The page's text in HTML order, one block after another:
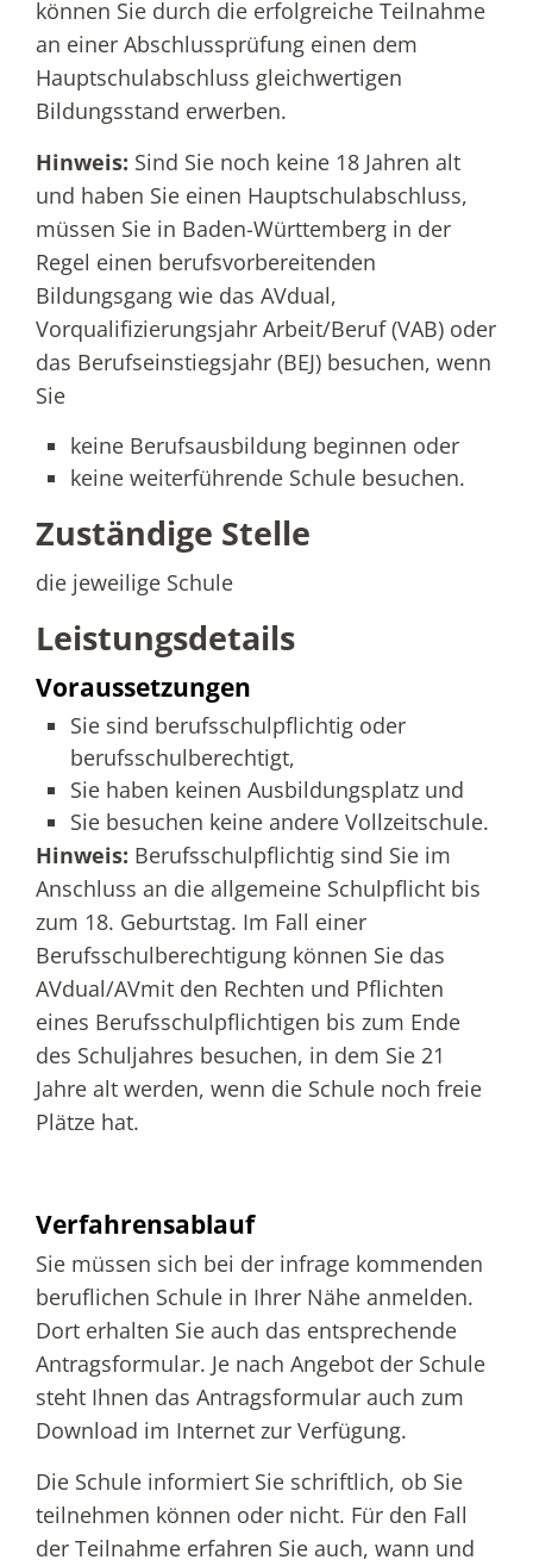
können Sie durch die erfolgreiche Teilnahme
an einer Abschlussprüfung einen dem
Hauptschulabschluss gleichwertigen
Bildungsstand erwerben.
Hinweis: Sind Sie noch keine 18 Jahren alt
und haben Sie einen Hauptschulabschluss,
müssen Sie in Baden-Württemberg in der
Regel einen berufsvorbereitenden
Bildungsgang wie das AVdual,
Vorqualifizierungsjahr Arbeit/Beruf (VAB) oder
das Berufseinstiegsjahr (BEJ) besuchen, wenn
Sie
keine Berufsausbildung beginnen oder
keine weiterführende Schule besuchen.
Zuständige Stelle
die jeweilige Schule
Leistungsdetails
Voraussetzungen
Sie sind berufsschulpflichtig oder
berufsschulberechtigt,
Sie haben keinen Ausbildungsplatz und
Sie besuchen keine andere Vollzeitschule.
Hinweis: Berufsschulpflichtig sind Sie im
Anschluss an die allgemeine Schulpflicht bis
zum 18. Geburtstag. Im Fall einer
Berufsschulberechtigung können Sie das
AVdual/AVmit den Rechten und Pflichten
eines Berufsschulpflichtigen bis zum Ende
des Schuljahres besuchen, in dem Sie 21
Jahre alt werden, wenn die Schule noch freie
Plätze hat.
Verfahrensablauf
Sie müssen sich bei der infrage kommenden
beruflichen Schule in Ihrer Nähe anmelden.
Dort erhalten Sie auch das entsprechende
Antragsformular. Je nach Angebot der Schule
steht Ihnen das Antragsformular auch zum
Download im Internet zur Verfügung.
Die Schule informiert Sie schriftlich, ob Sie
teilnehmen können oder nicht. Für den Fall
der Teilnahme erfahren Sie auch, wann und